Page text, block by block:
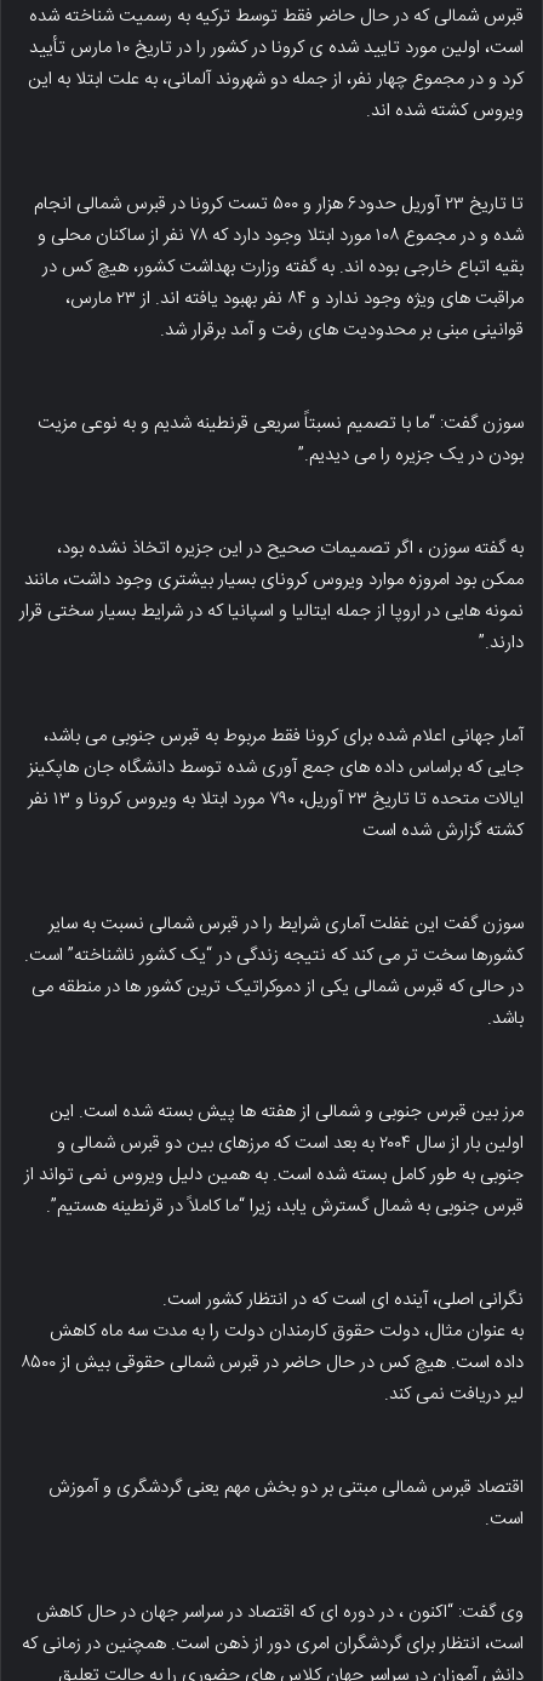
قبرس شمالی که در حال حاضر فقط توسط ترکیه به رسمیت شناخته شده
است، اولین مورد تایید شده ی کرونا در کشور را در تاریخ ۱۰ مارس تأیید
کرد و در مجموع چهار نفر، از جمله دو شهروند آلمانی، به علت ابتلا به این
ویروس کشته شده اند.
تا تاریخ ۲۳ آوریل حدود۶ هزار و ۵۰۰ تست کرونا در قبرس شمالی انجام
شده و در مجموع ۱۰۸ مورد ابتلا وجود دارد که ۷۸ نفر از ساکنان محلی و
بقیه اتباع خارجی بوده اند. به گفته وزارت بهداشت کشور، هیچ کس در
مراقبت های ویژه وجود ندارد و ۸۴ نفر بهبود یافته اند. از ۲۳ مارس،
قوانینی مبنی بر محدودیت های رفت و آمد برقرار شد.
سوزن گفت: “ما با تصمیم نسبتاً سریعی قرنطینه شدیم و به نوعی مزیت
بودن در یک جزیره را می دیدیم.”
به گفته سوزن ، اگر تصمیمات صحیح در این جزیره اتخاذ نشده بود،
ممکن بود امروزه موارد ویروس کرونای بسیار بیشتری وجود داشت، مانند
نمونه هایی در اروپا از جمله ایتالیا و اسپانیا که در شرایط بسیار سختی قرار
دارند.”
آمار جهانی اعلام شده برای کرونا فقط مربوط به قبرس جنوبی می باشد،
جایی که براساس داده های جمع آوری شده توسط دانشگاه جان هاپکینز
ایالات متحده تا تاریخ ۲۳ آوریل، ۷۹۰ مورد ابتلا به ویروس کرونا و ۱۳ نفر
کشته گزارش شده است
سوزن گفت این غفلت آماری شرایط را در قبرس شمالی نسبت به سایر
کشورها سخت تر می کند که نتیجه زندگی در “یک کشور ناشناخته” است.
در حالی که قبرس شمالی یکی از دموکراتیک ترین کشور ها در منطقه می
باشد.
مرز بین قبرس جنوبی و شمالی از هفته ها پیش بسته شده است. این
اولین بار از سال ۲۰۰۴ به بعد است که مرزهای بین دو قبرس شمالی و
جنوبی به طور کامل بسته شده است. به همین دلیل ویروس نمی تواند از
قبرس جنوبی به شمال گسترش یابد، زیرا “ما کاملاً در قرنطینه هستیم”.
نگرانی اصلی، آینده ای است که در انتظار کشور است.
به عنوان مثال، دولت حقوق کارمندان دولت را به مدت سه ماه کاهش
داده است. هیچ کس در حال حاضر در قبرس شمالی حقوقی بیش از ۸۵۰۰
لیر دریافت نمی کند.
اقتصاد قبرس شمالی مبتنی بر دو بخش مهم یعنی گردشگری و آموزش
است.
وی گفت: “اکنون ، در دوره ای که اقتصاد در سراسر جهان در حال کاهش
است، انتظار برای گردشگران امری دور از ذهن است. همچنین در زمانی که